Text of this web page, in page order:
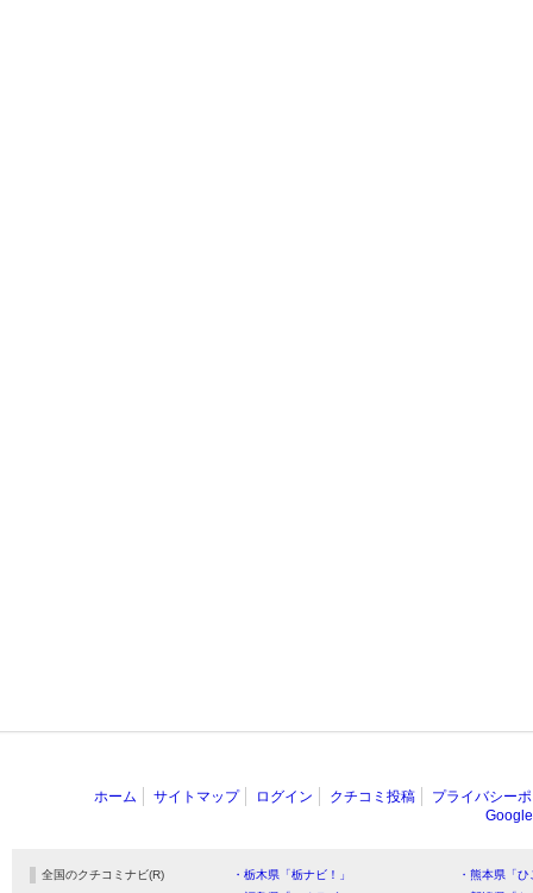
ホーム サイトマップ ログイン クチコミ投稿
プライバシー
全国のクチコミナビ(R) ・栃木県「栃ナビ！」
・熊本県「